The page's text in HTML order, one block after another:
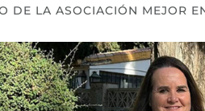
DE LA ASOCIACIÓN MEJOR